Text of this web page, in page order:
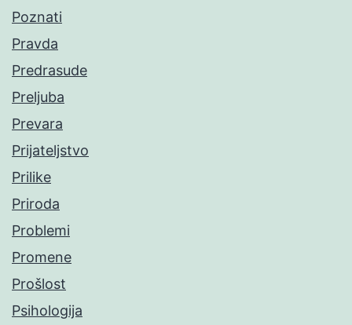
Poznati
Pravda
Predrasude
Preljuba
Prevara
Prijateljstvo
Prilike
Priroda
Problemi
Promene
Prošlost
Psihologija